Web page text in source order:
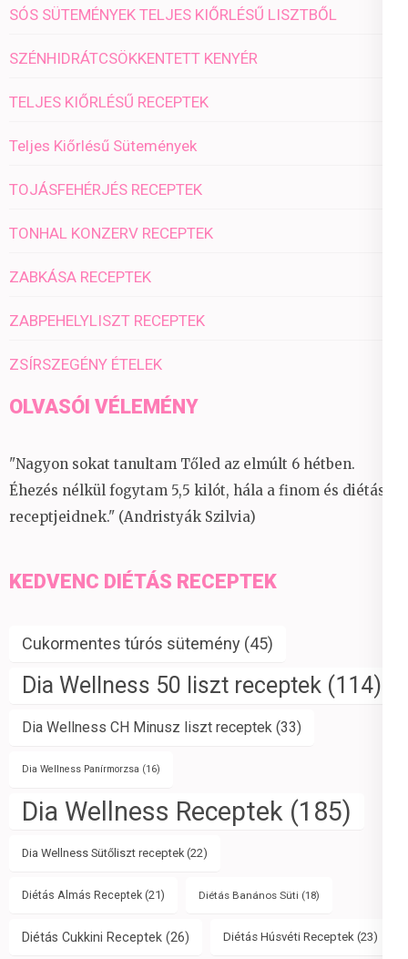
SÓS SÜTEMÉNYEK TELJES KIŐRLÉSŰ LISZTBŐL
SZÉNHIDRÁTCSÖKKENTETT KENYÉR
TELJES KIŐRLÉSŰ RECEPTEK
Teljes Kiőrlésű Sütemények
TOJÁSFEHÉRJÉS RECEPTEK
TONHAL KONZERV RECEPTEK
ZABKÁSA RECEPTEK
ZABPEHELYLISZT RECEPTEK
ZSÍRSZEGÉNY ÉTELEK
OLVASÓI VÉLEMÉNY
"Nagyon sokat tanultam Tőled az elmúlt 6 hétben.
Éhezés nélkül fogytam 5,5 kilót, hála a finom és diétás
receptjeidnek." (Andristyák Szilvia)
KEDVENC DIÉTÁS RECEPTEK
Cukormentes túrós sütemény (45)
Dia Wellness 50 liszt receptek (114)
Dia Wellness CH Minusz liszt receptek (33)
Dia Wellness Panírmorzsa (16)
Dia Wellness Receptek (185)
Dia Wellness Sütőliszt receptek (22)
Diétás Almás Receptek (21) Diétás Banános Süti (18)
Diétás Cukkini Receptek (26) Diétás Húsvéti Receptek (23)